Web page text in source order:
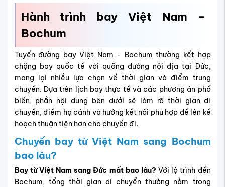
Hành trình bay Việt Nam –
Bochum
Tuyến đường bay Việt Nam - Bochum thường kết hợp
chặng bay quốc tế với quãng đường nội địa tại Đức,
mang lại nhiều lựa chọn về thời gian và điểm trung
chuyển. Dựa trên lịch bay thực tế và các phương án phổ
biến, phần nội dung bên dưới sẽ làm rõ thời gian di
chuyển, điểm hạ cánh và hướng kết nối phù hợp để lên kế
hoạch thuận tiện hơn cho chuyến đi.
Chuyến bay từ Việt Nam sang Bochum
bao lâu?
Bay từ Việt Nam sang Đức mất bao lâu? Với lộ trình đến
Bochum, tổng thời gian di chuyển thường nằm trong